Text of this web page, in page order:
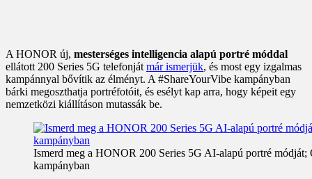
A HONOR új, mesterséges intelligencia alapú portré móddal
ellátott 200 Series 5G telefonját már ismerjük, és most egy izgalmas
kampánnyal bővítik az élményt. A #ShareYourVibe kampányban
bárki megoszthatja portréfotóit, és esélyt kap arra, hogy képeit egy
nemzetközi kiállításon mutassák be.
Ismerd meg a HONOR 200 Series 5G AI-alapú portré módját;
kampányban